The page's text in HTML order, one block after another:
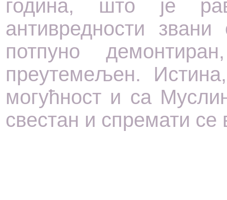
година, што је
антивредности
потпуно
преутемељен.
могућност и са
свестан и спремати се